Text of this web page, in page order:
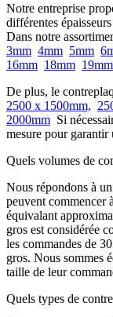
Notre entreprise
différentes
Dans notre
3mm 4mm 5mm
16mm 18mm 19mm
De plus, le
2500 x 1500mm,
2000mm Si
mesure pour garantir
Quels volumes de
Nous répondons à
peuvent commencer
équivalant
gros est considérée
les commandes de
gros. Nous sommes
taille de leur
Quels types de